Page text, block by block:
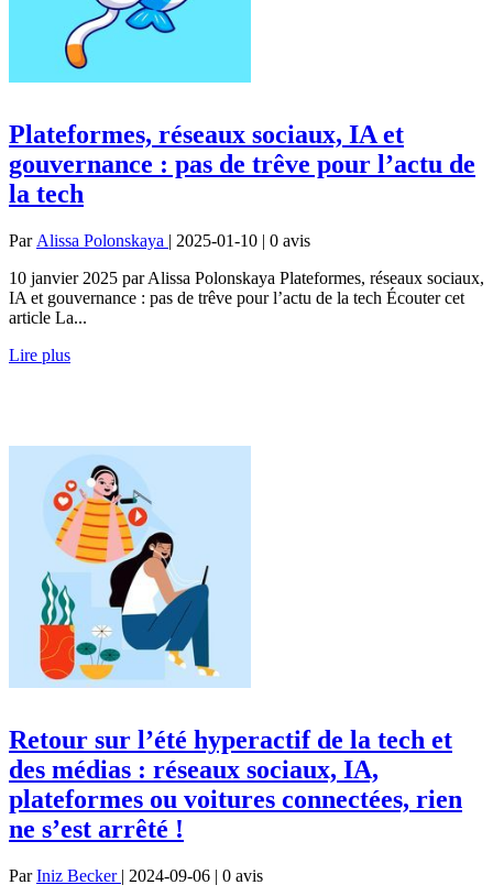
Plateformes, réseaux sociaux, IA et
gouvernance : pas de trêve pour l’actu de
la tech
Par Alissa Polonskaya | 2025-01-10 | 0 avis
10 janvier 2025 par Alissa Polonskaya Plateformes, réseaux sociaux,
IA et gouvernance : pas de trêve pour l’actu de la tech Écouter cet
article La...
Lire plus
Retour sur l’été hyperactif de la tech et
des médias : réseaux sociaux, IA,
plateformes ou voitures connectées, rien
ne s’est arrêté !
ParIniz Becker | 2024-09-06 | 0 avis